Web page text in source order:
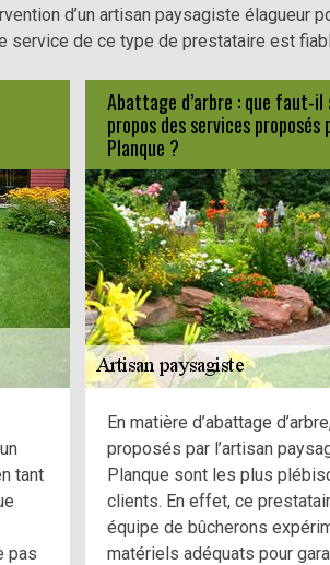
d’un artisan paysagiste élagueur
service de ce type de prestataire est
tant
pas
Abattage d’arbre : que faut-il
propos des services proposés
Planque ?
En matière d’abattage
proposés par l’artisan
Planque sont les plus
clients. En effet, ce
équipe de bûcherons
matériels adéquats pour